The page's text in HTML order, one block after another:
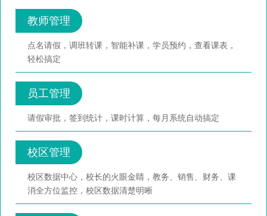
教师管理
点名请假，调班转课，智能补课，学员预约，查看课表，
轻松搞定
员工管理
请假审批，签到统计，课时计算，每月系统自动搞定
校区管理
校区数据中心，校长的火眼金睛，教务、销售、财务、课
消全方位监控，校区数据清楚明晰